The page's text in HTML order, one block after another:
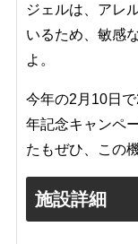
ジェルは、アレ
いるため、敏感
よ。
今年の2月10日
年記念キャンペ
たもぜひ、この
施設詳細